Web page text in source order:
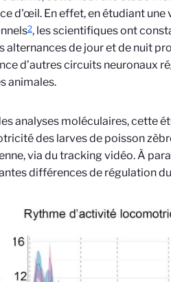
d'œil. En effet, en étudiant une
2, les scientifiques ont
alternances de jour et de nuit
d’autres circuits neuronaux
animales.
analyses moléculaires, cette
des larves de poisson
via du tracking vidéo. À
différences de régulation